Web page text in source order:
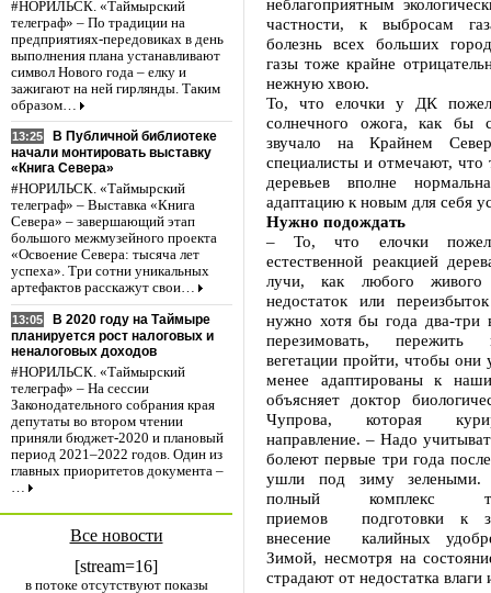
#НОРИЛЬСК. «Таймырский
телеграф» – По традиции на
предприятиях-передовиках в день
выполнения плана устанавливают
символ Нового года – елку и
зажигают на ней гирлянды. Таким
образом…
13:25
В Публичной библиотеке
начали монтировать выставку
«Книга Севера»
#НОРИЛЬСК. «Таймырский
телеграф» – Выставка «Книга
Севера» – завершающий этап
большого межмузейного проекта
«Освоение Севера: тысяча лет
успеха». Три сотни уникальных
артефактов расскажут свои…
13:05
В 2020 году на Таймыре
планируется рост налоговых и
неналоговых доходов
#НОРИЛЬСК. «Таймырский
телеграф» – На сессии
Законодательного собрания края
депутаты во втором чтении
приняли бюджет-2020 и плановый
период 2021–2022 годов. Один из
главных приоритетов документа –
…
Все новости
[stream=16]
в потоке отсутствуют показы
неблагоприятным
частности, к выбросам
болезнь всех больших
газы тоже крайне
нежную хвою.
То, что елочки у ДК
солнечного ожога, как бы
звучало на Крайнем
специалисты и отмечают, что
деревьев вполне
адаптацию к новым для себя
Нужно подождать
– То, что елочки
естественной реакцией
лучи, как любого живого
недостаток или
нужно хотя бы года два-три
перезимовать, пережить
вегетации пройти, чтобы они
менее адаптированы к
объясняет доктор
Чупрова, которая
направление. – Надо
болеют первые три года
ушли под зиму зелеными.
полный комплекс
приемов подготовки к
внесение калийных
Зимой, несмотря на
страдают от недостатка влаги